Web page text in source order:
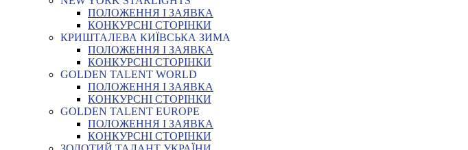
ПОЛОЖЕННЯ І ЗАЯВКА
КОНКУРСНІ СТОРІНКИ
КРИШТАЛЕВА КИЇВСЬКА ЗИМА
ПОЛОЖЕННЯ І ЗАЯВКА
КОНКУРСНІ СТОРІНКИ
GOLDEN TALENT WORLD
ПОЛОЖЕННЯ І ЗАЯВКА
КОНКУРСНІ СТОРІНКИ
GOLDEN TALENT EUROPE
ПОЛОЖЕННЯ І ЗАЯВКА
КОНКУРСНІ СТОРІНКИ